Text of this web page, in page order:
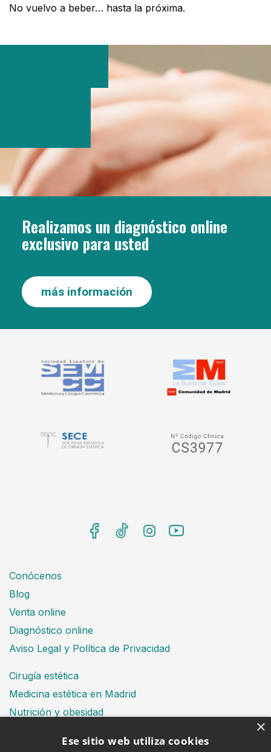
No vuelvo a beber… hasta la próxima.
Realizamos un diagnóstico online
exclusivo para usted
más información
Conócenos
Blog
Venta online
Diagnóstico online
Aviso Legal y Política de Privacidad
Cirugía estética
Medicina estética en Madrid
Nutrición y obesidad
×
Ese sitio web utiliza cookies